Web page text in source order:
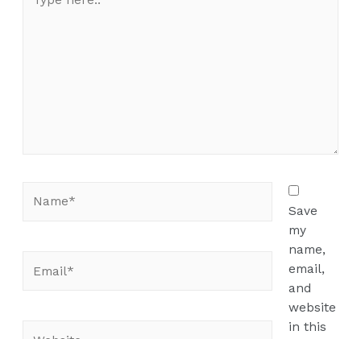
here..
Save
my
name,
email,
and
website
in this